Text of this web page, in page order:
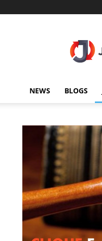
NEWS BLOGS